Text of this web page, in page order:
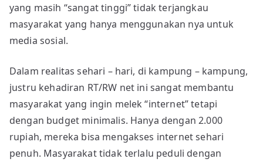
yang masih “sangat tinggi” tidak terjangkau
masyarakat yang hanya menggunakan nya untuk
media sosial.
Dalam realitas sehari – hari, di kampung – kampung,
justru kehadiran RT/RW net ini sangat membantu
masyarakat yang ingin melek “internet” tetapi
dengan budget minimalis. Hanya dengan 2.000
rupiah, mereka bisa mengakses internet sehari
penuh. Masyarakat tidak terlalu peduli dengan